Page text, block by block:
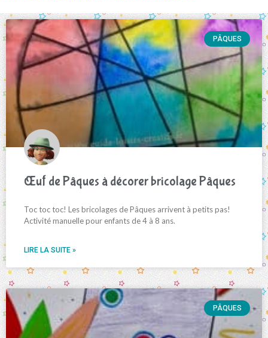
PÂQUES
Œuf de Pâques à décorer bricolage Pâques
Toc toc toc! Les bricolages de Pâques arrivent à petits pas!
Activité manuelle pour enfants de 4 à 8 ans.
LIRE LA SUITE »
PÂQUES